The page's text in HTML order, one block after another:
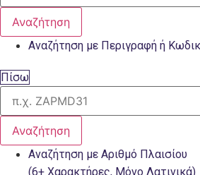
Αναζήτηση
Αναζήτηση με Περιγραφή ή
Πίσω
Αναζήτηση
Αναζήτηση με Αριθμό Πλαισίου
(6+ Χαρακτήρες, Μόνο Λατινικά)